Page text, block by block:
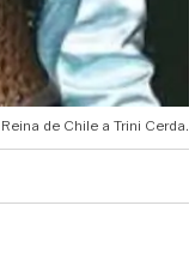
de Chile a Trini Cerda.